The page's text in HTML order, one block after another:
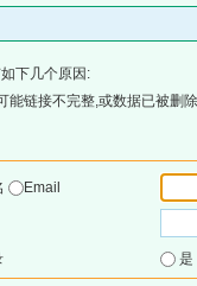
下几个原因:
能链接不完整,或数据已被删
Email